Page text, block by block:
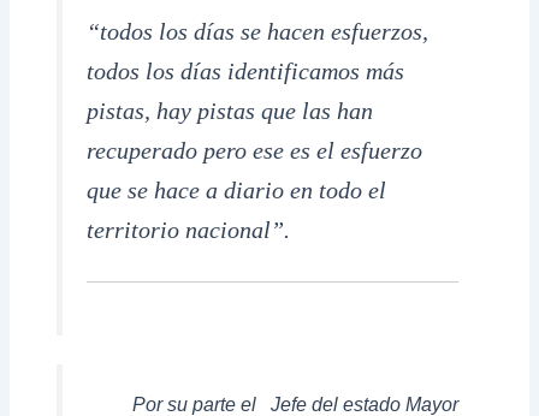
“todos los días se hacen esfuerzos,
todos los días identificamos más
pistas, hay pistas que las han
recuperado pero ese es el esfuerzo
que se hace a diario en todo el
territorio nacional”.
Por su parte el Jefe del estado Mayor